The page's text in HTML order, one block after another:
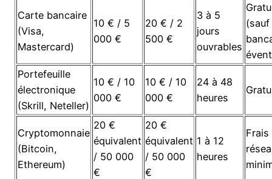
Carte bancaire
(Visa,
Mastercard)
10 € / 5
000 €
20 € / 2
500 €
3 à 5
jours
ouvrables
Portefeuille
électronique
(Skrill, Neteller)
10 € / 10
000 €
10 € / 10
000 €
24 à 48
heures
Cryptomonnaie
(Bitcoin,
Ethereum)
20 €
équivalent
/ 50 000
€
20 €
équivalent
/ 50 000
€
1 à 12
heures
Frais